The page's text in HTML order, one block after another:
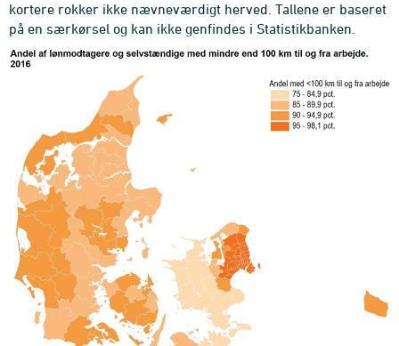
kortere rokker ikke nævneværdigt herved. Tallene er baseret
på en særkørsel og kan ikke genfindes i Statistikbanken.